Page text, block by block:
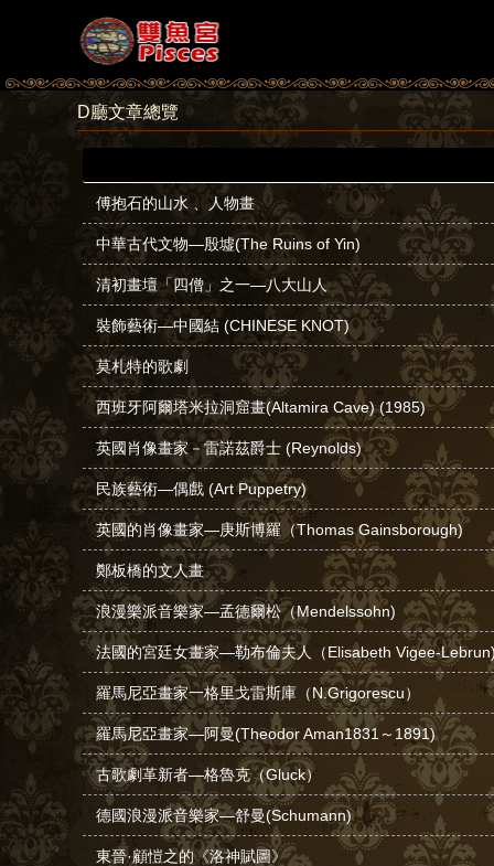
D廳文章總覽
傅抱石的山水 、人物畫
中華古代文物—殷墟(The Ruins of Yin)
清初畫壇「四僧」之一—八大山人
裝飾藝術—中國結 (CHINESE KNOT)
莫札特的歌劇
西班牙阿爾塔米拉洞窟畫(Altamira Cave) (1985)
英國肖像畫家－雷諾茲爵士 (Reynolds)
民族藝術—偶戲 (Art Puppetry)
英國的肖像畫家—庚斯博羅（Thomas Gainsborough)
鄭板橋的文人畫
浪漫樂派音樂家—孟德爾松（Mendelssohn)
法國的宮廷女畫家—勒布倫夫人（Elisabeth Vigee-
羅馬尼亞畫家一格里戈雷斯庫（N.Grigorescu）
羅馬尼亞畫家—阿曼(Theodor Aman1831～1891)
古歌劇革新者—格魯克（Gluck）
德國浪漫派音樂家—舒曼(Schumann)
東晉·顧愷之的《洛神賦圖》